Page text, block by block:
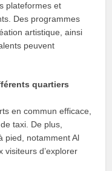
plateformes et
Des programmes
artistique, ainsi
peuvent
quartiers
en commun efficace,
taxi. De plus,
pied, notamment Al
visiteurs d’explorer